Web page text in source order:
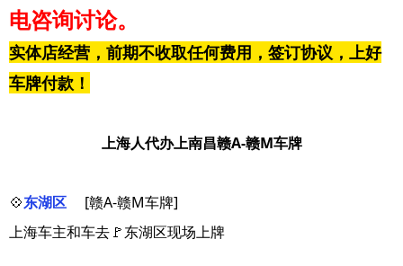
电咨询讨论。
实体店经营，前期不收取任何费用，签订协议，上好
车牌付款！
上海人代办上南昌赣A-赣M车牌
💠东湖区
[赣A-赣M车牌]
上海车主和车去🚩东湖区现场上牌